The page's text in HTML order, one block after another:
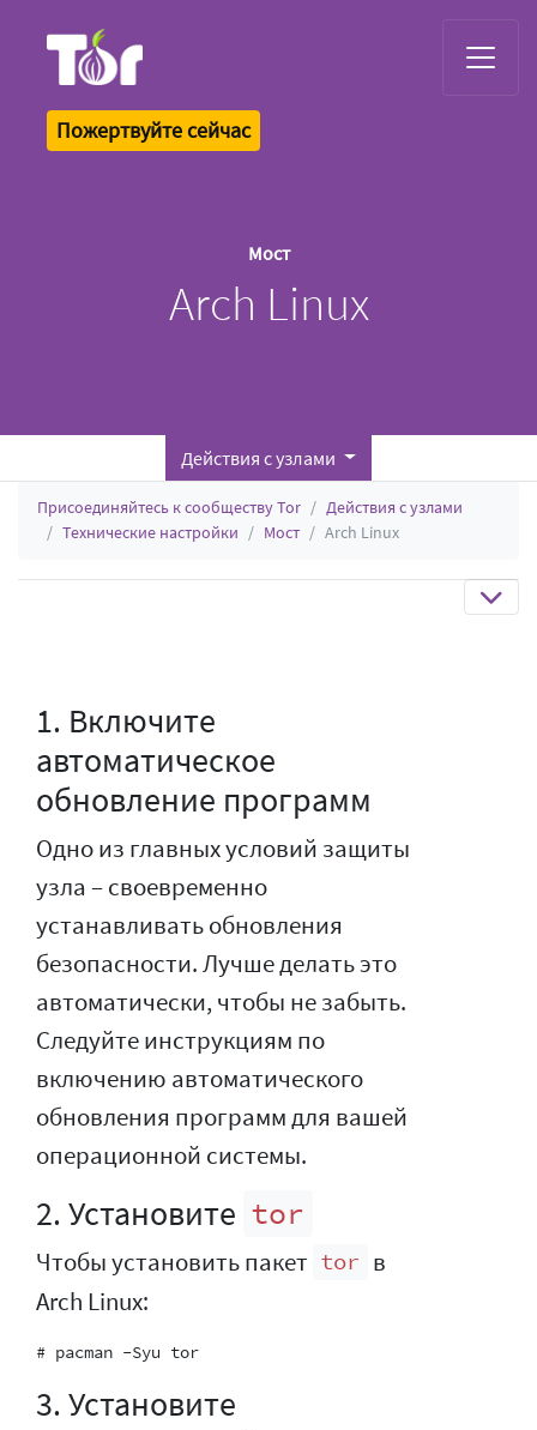
Пожертвуйте сейчас
Мост
Arch Linux
Действия с узлами
Присоединяйтесь к сообществу Tor
Действия с узлами
Технические настройки
Мост Arch Linux
1. Включите
автоматическое
обновление программ
Одно из главных условий защиты
узла – своевременно
устанавливать обновления
безопасности. Лучше делать это
автоматически, чтобы не забыть.
Следуйте инструкциям по
включению автоматического
обновления программ для вашей
операционной системы.
2. Установите tor
Чтобы установить пакет tor в
Arch Linux:
3. Установите